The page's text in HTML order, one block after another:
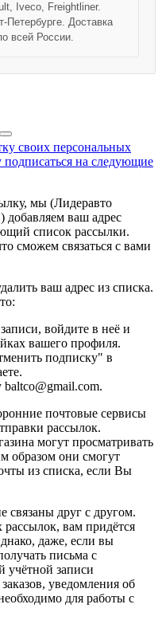
Iveco, Freightliner.
Петербурге. Доставка
всей России.
своих персональных
подписаться на следующие
мы (Лидеравто
добавляем ваш адрес
список рассылки.
сможем связаться с вами
ваш адрес из списка.
войдите в неё и
вашего профиля.
подписку" в
почтовые сервисы
рассылок.
могут просматривать
образом они смогут
из списка, если Вы
связаны друг с другом.
рассылок, вам придётся
даже, если вы
письма с
учётной записи
уведомления об
для работы с